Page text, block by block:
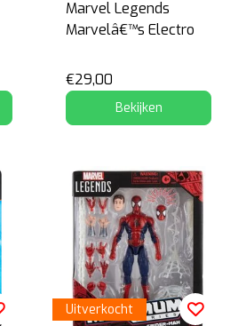
Marvel Legends
Marvelâ€™s Electro
€29,00
Bekijken
Uitverkocht